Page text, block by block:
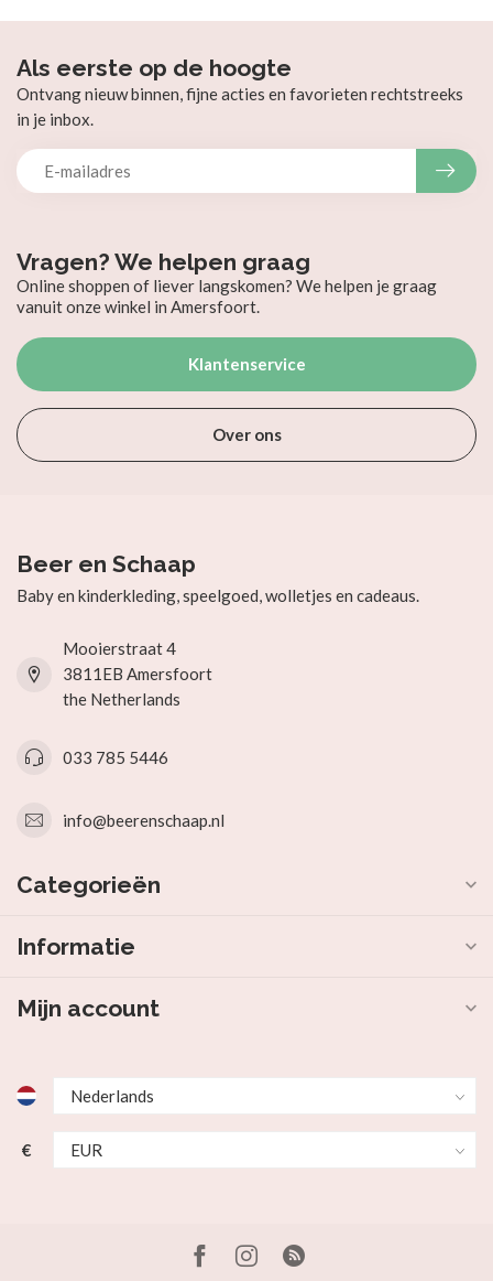
Vragen? We helpen graag
Online shoppen of liever langskomen? We helpen je graag
vanuit onze winkel in Amersfoort.
Klantenservice
Over ons
Als eerste op de hoogte
Ontvang nieuw binnen, fijne acties en favorieten rechtstreeks
in je inbox.
Beer en Schaap
Baby en kinderkleding, speelgoed, wolletjes en cadeaus.
Mooierstraat 4
3811EB Amersfoort
the Netherlands
033 785 5446
info@beerenschaap.nl
Categorieën
Informatie
Mijn account
€